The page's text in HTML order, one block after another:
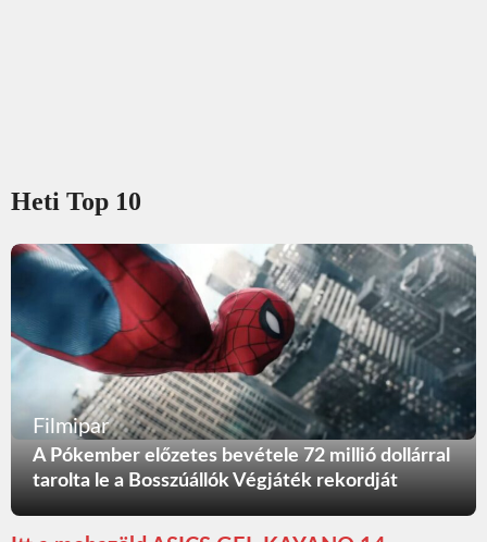
Heti Top 10
Filmipar
A Pókember előzetes bevétele 72 millió dollárral
tarolta le a Bosszúállók Végjáték rekordját